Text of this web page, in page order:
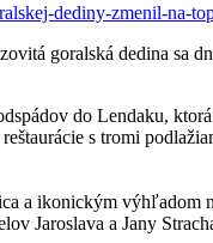
dediny-zmenil-na-
goralská dedina sa
do Lendaku,
s tromi
a ikonickým
Jaroslava a Jany